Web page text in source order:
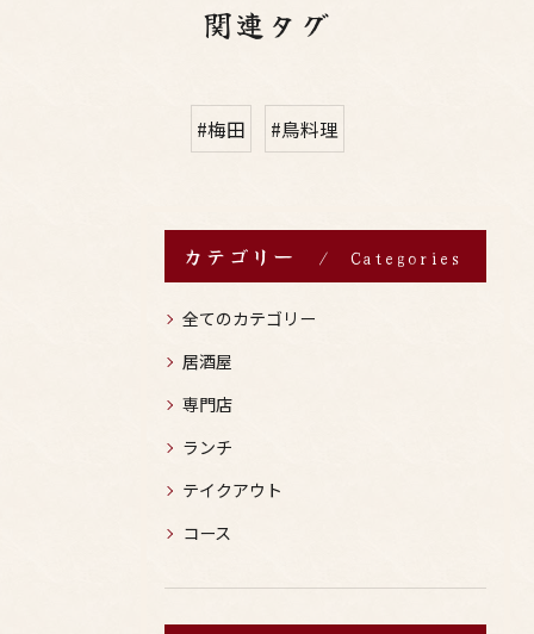
関連タグ
#梅田 #鳥料理
カテゴリー Categories
全てのカテゴリー
居酒屋
専門店
ランチ
テイクアウト
コース